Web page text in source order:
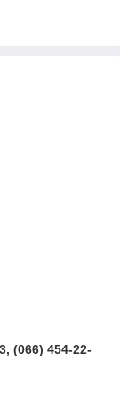
(066) 454-22-